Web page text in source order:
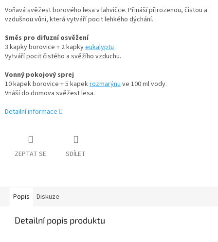
Voňavá svěžest borového lesa v lahvičce. Přináší přirozenou, čistou a
vzdušnou vůni, která vytváří pocit lehkého dýchání.
Směs pro difuzní osvěžení
3 kapky borovice + 2 kapkyeukalyptu .
Vytváří pocit čistého a svěžího vzduchu.
Vonný pokojový sprej
10 kapek borovice + 5 kapekrozmarýnuve 100 ml vody.
Vnáší do domova svěžest lesa.
Detailní informace
ZEPTAT SE SDÍLET
Popis Diskuze
Detailní popis produktu